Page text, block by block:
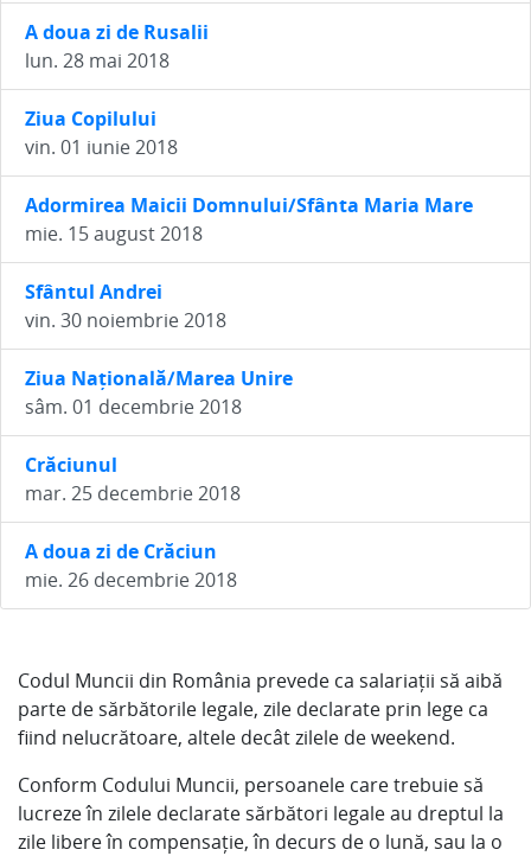
A doua zi de Rusalii
lun. 28 mai 2018
Ziua Copilului
vin. 01 iunie 2018
Adormirea Maicii Domnului/Sfânta Maria Mare
mie. 15 august 2018
Sfântul Andrei
vin. 30 noiembrie 2018
Ziua Națională/Marea Unire
sâm. 01 decembrie 2018
Crăciunul
mar. 25 decembrie 2018
A doua zi de Crăciun
mie. 26 decembrie 2018
Codul Muncii din România prevede ca salariații să aibă
parte de sărbătorile legale, zile declarate prin lege ca
fiind nelucrătoare, altele decât zilele de weekend.
Conform Codului Muncii, persoanele care trebuie să
lucreze în zilele declarate sărbători legale au dreptul la
zile libere în compensație, în decurs de o lună, sau la o